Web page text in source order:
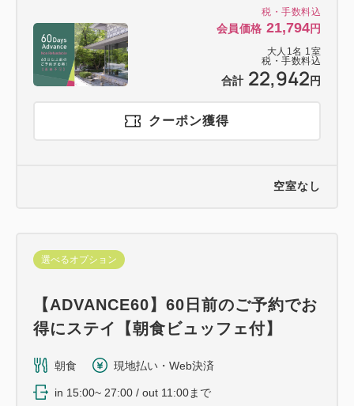
税・手数料込
会員価格 21,794円
大人 1名 1室
税・手数料込
合計 22,942 円
クーポン獲得
空室なし
選べるオプション
【ADVANCE60】60日前のご予約でお
得にステイ【朝食ビュッフェ付】
朝食 現地払い・Web決済
in 15:00~ 27:00 / out 11:00まで